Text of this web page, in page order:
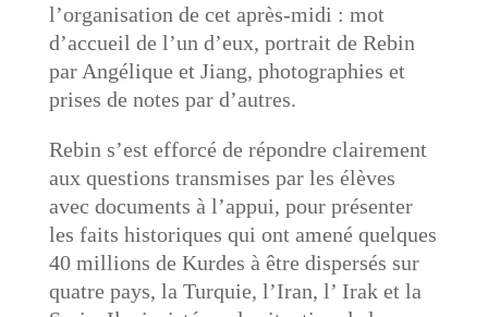
l’organisation de cet après-midi : mot
d’accueil de l’un d’eux, portrait de Rebin
par Angélique et Jiang, photographies et
prises de notes par d’autres.
Rebin s’est efforcé de répondre clairement
aux questions transmises par les élèves
avec documents à l’appui, pour présenter
les faits historiques qui ont amené quelques
40 millions de Kurdes à être dispersés sur
quatre pays, la Turquie, l’Iran, l’ Irak et la